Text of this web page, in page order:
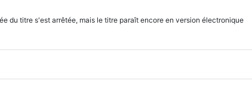
du titre s'est arrêtée, mais le titre paraît encore en version électronique